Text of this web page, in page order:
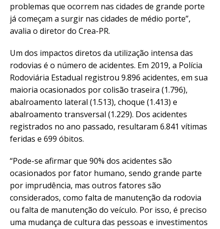
problemas que ocorrem nas cidades de grande porte
já começam a surgir nas cidades de médio porte”,
avalia o diretor do Crea-PR.
Um dos impactos diretos da utilização intensa das
rodovias é o número de acidentes. Em 2019, a Polícia
Rodoviária Estadual registrou 9.896 acidentes, em sua
maioria ocasionados por colisão traseira (1.796),
abalroamento lateral (1.513), choque (1.413) e
abalroamento transversal (1.229). Dos acidentes
registrados no ano passado, resultaram 6.841 vítimas
feridas e 699 óbitos.
“Pode-se afirmar que 90% dos acidentes são
ocasionados por fator humano, sendo grande parte
por imprudência, mas outros fatores são
considerados, como falta de manutenção da rodovia
ou falta de manutenção do veículo. Por isso, é preciso
uma mudança de cultura das pessoas e investimentos